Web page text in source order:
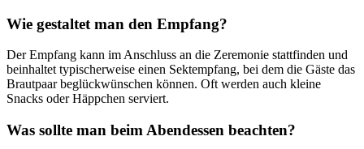
Wie gestaltet man den Empfang?
Der Empfang kann im Anschluss an die Zeremonie stattfinden und
beinhaltet typischerweise einen Sektempfang, bei dem die Gäste das
Brautpaar beglückwünschen können. Oft werden auch kleine
Snacks oder Häppchen serviert.
Was sollte man beim Abendessen beachten?